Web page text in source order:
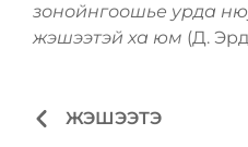
зонойнгоошье урда
жэшээтэй ха юм (Д.
ЖЭШЭЭТЭ